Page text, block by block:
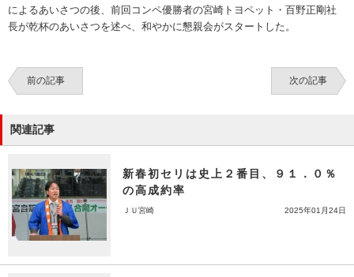
によるあいさつの後、前回コンペ優勝者の宮崎トヨペット・百野正剛社
長が乾杯のあいさつを述べ、和やかに懇親会がスタートした。
前の記事 次の記事
関連記事
新春初セリは史上２番目、９１．０％
の高成約率
ＪＵ宮崎 2025年01月24日